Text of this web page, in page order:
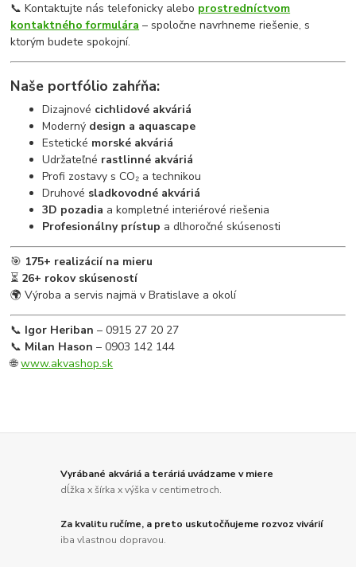
📞 Kontaktujte nás telefonicky alebo prostredníctvom
kontaktného formulára – spoločne navrhneme riešenie, s
ktorým budete spokojní.
Naše portfólio zahŕňa:
Dizajnové cichlidové akváriá
Moderný design a aquascape
Estetické morské akváriá
Udržateľné rastlinné akváriá
Profi zostavy s CO₂ a technikou
Druhové sladkovodné akváriá
3D pozadia a kompletné interiérové riešenia
Profesionálny prístup a dlhoročné skúsenosti
🎯 175+ realizácií na mieru
⏳ 26+ rokov skúseností
🌍 Výroba a servis najmä v Bratislave a okolí
📞 Igor Heriban – 0915 27 20 27
📞 Milan Hason – 0903 142 144
🌐www.akvashop.sk
Vyrábané akváriá a teráriá uvádzame v miere
dĺžka x šírka x výška v centimetroch.
Za kvalitu ručíme, a preto uskutočňujeme rozvoz vivárií
iba vlastnou dopravou.